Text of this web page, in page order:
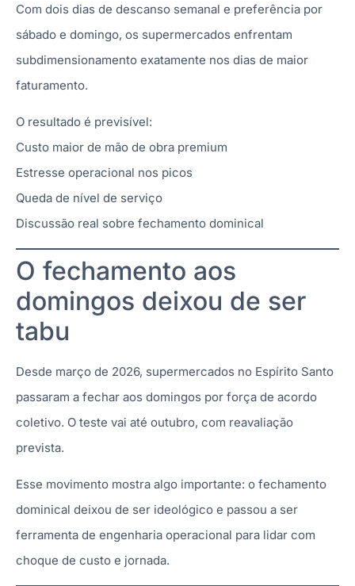
Com dois dias de descanso semanal e preferência por
sábado e domingo, os supermercados enfrentam
subdimensionamento exatamente nos dias de maior
faturamento.
O resultado é previsível:
Custo maior de mão de obra premium
Estresse operacional nos picos
Queda de nível de serviço
Discussão real sobre fechamento dominical
O fechamento aos
domingos deixou de ser
tabu
Desde março de 2026, supermercados no Espírito Santo
passaram a fechar aos domingos por força de acordo
coletivo. O teste vai até outubro, com reavaliação
prevista.
Esse movimento mostra algo importante: o fechamento
dominical deixou de ser ideológico e passou a ser
ferramenta de engenharia operacional para lidar com
choque de custo e jornada.